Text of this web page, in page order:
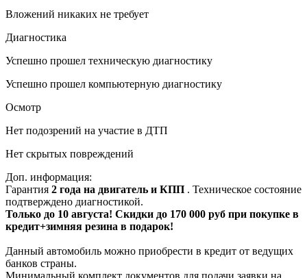
Вложений никаких не требует
Диагностика
Успешно прошел техническую диагностику
Успешно прошел компьютерную диагностику
Осмотр
Нет подозрений на участие в ДТП
Нет скрытых повреждений
Доп. информация:
Гарантия 2 года на двигатель и КПП . Техническое состояние
подтверждено диагностикой.
Только до 10 августа! Скидки до 170 000 руб при покупке в
кредит+зимняя резина в подарок!
Данный автомобиль можно приобрести в кредит от ведущих
банков страны.
Минимальный комплект документов для подачи заявки на